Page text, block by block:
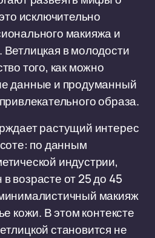
исключительно
макияжа и
в молодости
того, как можно
данные и продуманный
образа.
растущий интерес
по данным
индустрии,
возрасте от 25 до 45
макияж
кожи. В этом контексте
становится не